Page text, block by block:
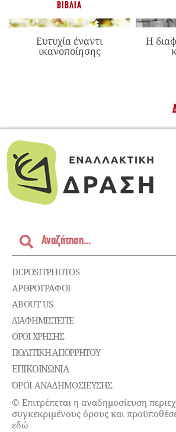
ΒΙΒΛΊΑ
Ευτυχία έναντι
ικανοποίησης
Η
DEPOSITPHOTOS
ΑΡΘΡΟΓΡΑΦΟΙ
ABOUT US
ΔΙΑΦΗΜΙΣΤΕΊΤΕ
ΌΡΟΙ ΧΡΉΣΗΣ
ΠΟΛΙΤΙΚΉ ΑΠΟΡΡΉΤΟΥ
ΕΠΙΚΟΙΝΩΝΊΑ
ΌΡΟΙ ΑΝΑΔΗΜΟΣΙΕΥΣΗΣ
© Επιτρέπεται η αναδημοσίευση
συγκεκριμένους όρους και
εδώ